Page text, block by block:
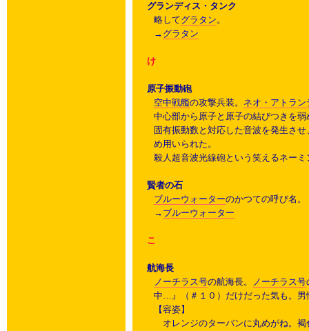
グランディス・タンク
略してグラタン。
→ グラタン
け
原子振動砲
空中戦艦の攻撃兵装。 ネオ・アトラン
中心部から原子と原子の結びつきを
固有振動数と対応した音波を発生さ
め用いられた。
殺人超音波光線砲という笑えるネーミ
賢者の石
ブルーウォーターのかつての呼び名。
→ ブルーウォーター
こ
航海長
ノーチラス号の航海長。 ノーチラス号
中…』（＃１０）だけだった気も。男
【容姿】
オレンジのターバンに丸めがね。褐